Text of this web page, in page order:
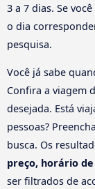
3 a 7 dias. Se
o dia
pesquisa.
Você já sabe
Confira a viagem
desejada. Está
pessoas?
busca. Os
preço, horário
ser filtrados de